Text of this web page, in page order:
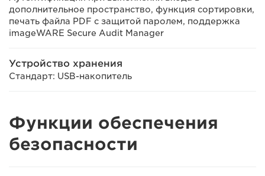
дополнительное пространство, функция сортировки,
печать файла PDF с защитой паролем, поддержка
imageWARE Secure Audit Manager
Устройство хранения
Стандарт: USB-накопитель
Функции обеспечения
безопасности